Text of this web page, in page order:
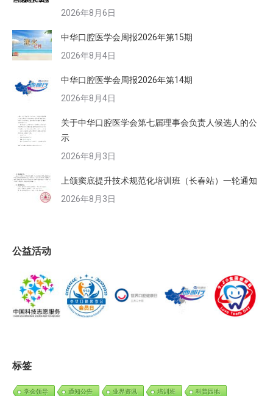
2026年8月6日
中华口腔医学会周报2026年第15期
2026年8月4日
中华口腔医学会周报2026年第14期
2026年8月4日
关于中华口腔医学会第七届理事会负责人候选人的公
示
2026年8月3日
上颌窦底提升技术规范化培训班（长春站）一轮通知
2026年8月3日
公益活动
标签
学会领导 通知公告 业界资讯 培训班 科普园地